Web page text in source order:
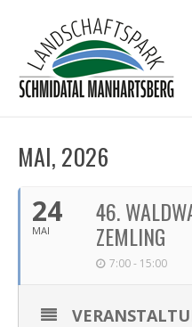
MAI, 2026
24
MAI
46.
ZEMLING
7:00 - 15:00